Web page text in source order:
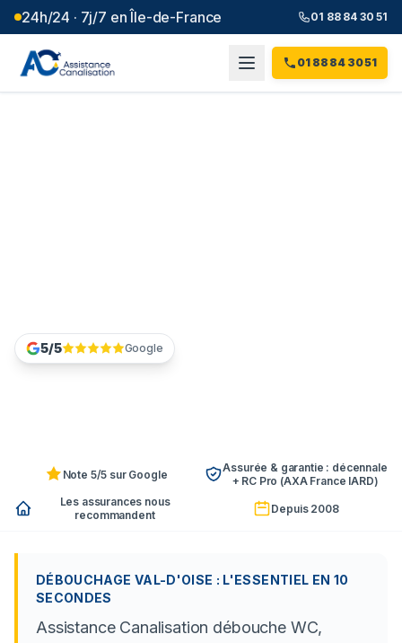
24h/24 · 7j/7 en Île-de-France 01 88 84 30 51
01 88 84 30 51
5/5 Google
Note 5/5 sur Google
Assurée & garantie : décennale
+ RC Pro (AXA France IARD)
Les assurances nous
recommandent
Depuis 2008
DÉBOUCHAGE VAL-D'OISE : L'ESSENTIEL EN 10
SECONDES
Assistance Canalisation débouche WC,